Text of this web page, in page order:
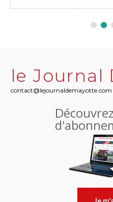
le Journal
contact@lejournaldemayotte.com